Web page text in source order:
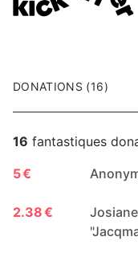
DONATIONS (16)
16 fantastiques
5 €
2.38 €